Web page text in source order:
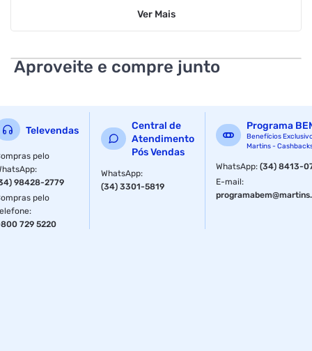
Ver Mais
Aproveite e compre junto
Televendas
pelo
:
98428-2779
pelo
:
729 5220
Central de
Atendimento
Pós Vendas
WhatsApp:
(34) 3301-5819
Programa
Benefícios
Martins -
WhatsApp:(34) 8413-
E-mail: